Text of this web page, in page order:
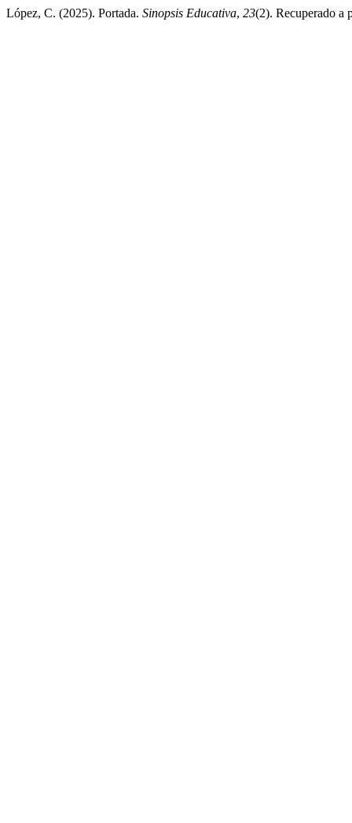
López, C. (2025). Portada. Sinopsis Educativa, 23(2). Recuperado a